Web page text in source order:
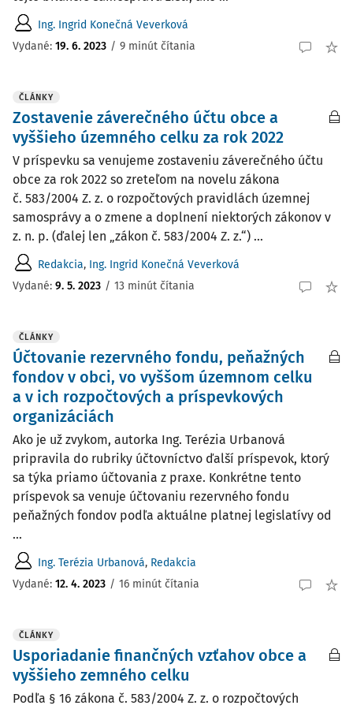
Ing. Ingrid Konečná Veverková
Vydané: 19. 6. 2023 / 9 minút čítania
ČLÁNKY
Zostavenie záverečného účtu obce a
vyššieho územného celku za rok 2022
V príspevku sa venujeme zostaveniu záverečného účtu
obce za rok 2022 so zreteľom na novelu zákona
č. 583/2004 Z. z. o rozpočtových pravidlách územnej
samosprávy a o zmene a doplnení niektorých zákonov v
z. n. p. (ďalej len „zákon č. 583/2004 Z. z.“) ...
Redakcia, Ing. Ingrid Konečná Veverková
Vydané: 9. 5. 2023 / 13 minút čítania
ČLÁNKY
Účtovanie rezervného fondu, peňažných
fondov v obci, vo vyššom územnom celku
a v ich rozpočtových a príspevkových
organizáciách
Ako je už zvykom, autorka Ing. Terézia Urbanová
pripravila do rubriky účtovníctvo ďalší príspevok, ktorý
sa týka priamo účtovania z praxe. Konkrétne tento
príspevok sa venuje účtovaniu rezervného fondu
peňažných fondov podľa aktuálne platnej legislatívy od
...
Ing. Terézia Urbanová, Redakcia
Vydané: 12. 4. 2023 / 16 minút čítania
ČLÁNKY
Usporiadanie finančných vzťahov obce a
vyššieho zemného celku
Podľa § 16 zákona č. 583/2004 Z. z. o rozpočtových